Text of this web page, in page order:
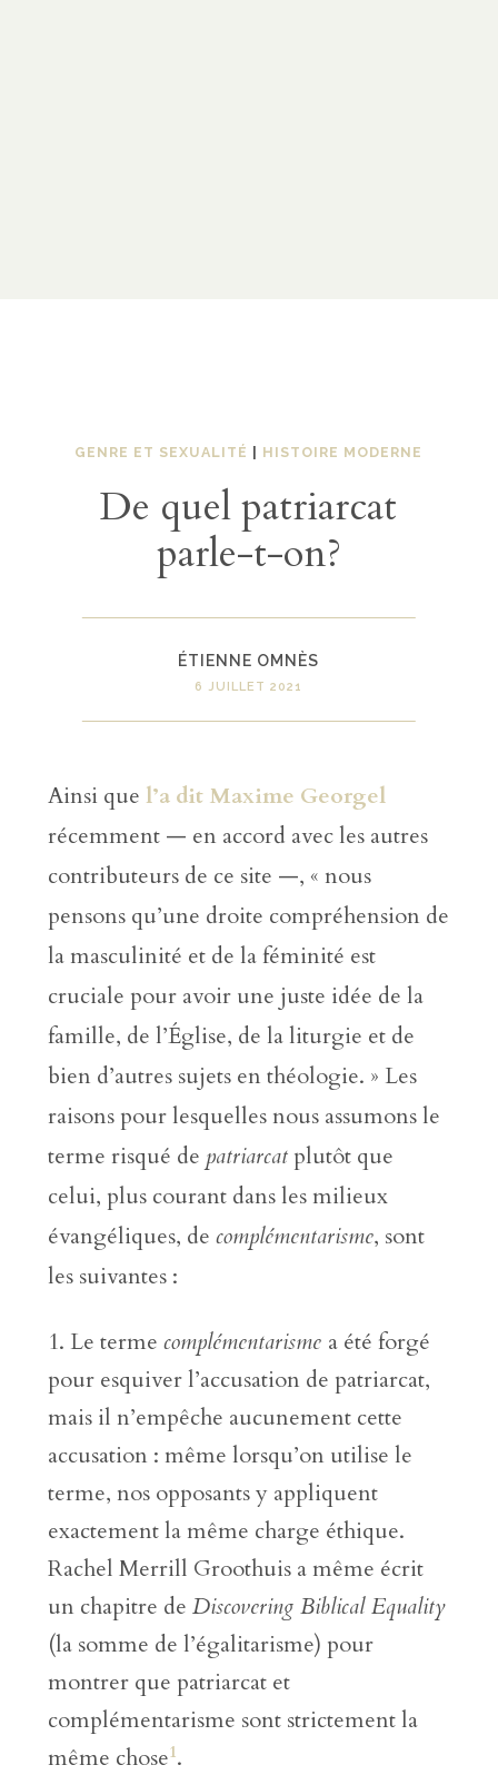
GENRE ET SEXUALITÉ HISTOIRE MODERNE
De quel patriarcat
parle-t-on?
ÉTIENNE OMNÈS
6 JUILLET 2021
Ainsi que l’a dit Maxime Georgel
récemment — en accord avec les autres
contributeurs de ce site —, « nous
pensons qu’une droite compréhension de
la masculinité et de la féminité est
cruciale pour avoir une juste idée de la
famille, de l’Église, de la liturgie et de
bien d’autres sujets en théologie. » Les
raisons pour lesquelles nous assumons le
terme risqué de patriarcatplutôt que
celui, plus courant dans les milieux
évangéliques, de complémentarisme, sont
les suivantes :
Le terme complémentarisme a été forgé
pour esquiver l’accusation de patriarcat,
mais il n’empêche aucunement cette
accusation : même lorsqu’on utilise le
terme, nos opposants y appliquent
exactement la même charge éthique.
Rachel Merrill Groothuis a même écrit
un chapitre de Discovering Biblical Equality
(la somme de l’égalitarisme) pour
montrer que patriarcat et
complémentarisme sont strictement la
même chose1.